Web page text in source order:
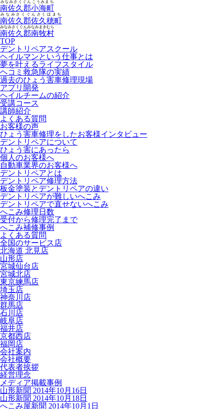
南佐久郡小海町
みなみさくぐんこうみまち
南佐久郡佐久穂町
みなみさくぐんさくほまち
南佐久郡南牧村
みなみさくぐんみなみまきむら
TOP
デントリペアスクール
ヘイルマンという仕事とは
夢を叶えるライフスタイル
ヘコミ救急隊の実績
過去のひょう害車修理現場
アプリ開発
ヘイルチームの紹介
受講コース
講師紹介
よくある質問
お客様の声
ひょう害車修理をしたお客様インタビュー
デントリペアについて
ひょう害にあったら
個人のお客様へ
自動車業界のお客様へ
デントリペアとは
デントリペア修理方法
板金塗装とデントリペアの違い
デントリペアが難しいへこみ
デントリペアで直せないへこみ
へこみ修理日数
受付から修理完了まで
へこみ補修事例
よくある質問
全国のサービス店
北海道 北見店
山形店
宮城仙台店
宮城北店
東京練馬店
埼玉店
神奈川店
群馬店
石川店
岐阜店
福井店
京都西店
福岡店
会社案内
会社概要
代表者挨拶
経営理念
メディア掲載事例
山形新聞 2014年10月16日
山形新聞 2014年10月18日
へこみ屋新聞 2014年10月1日